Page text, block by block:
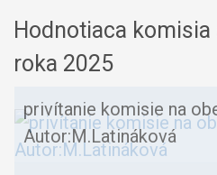
Hodnotiaca komisia
roka 2025
privítanie komisie na
Autor:M.Latináková